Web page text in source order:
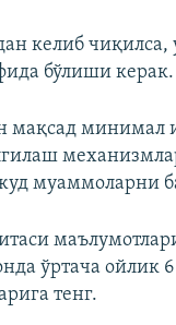
келиб
бўлиши керак.
мақсад минимал
муаммоларни
ўртача ойлик
тенг.